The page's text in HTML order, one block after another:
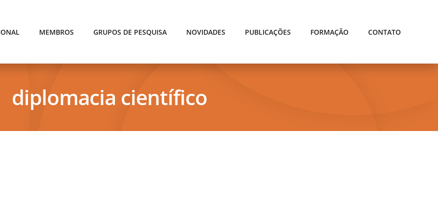
MEMBROS GRUPOS DE PESQUISA NOVIDADES PUBLICAÇÕES FORMAÇÃO CONTATO
diplomacia científico